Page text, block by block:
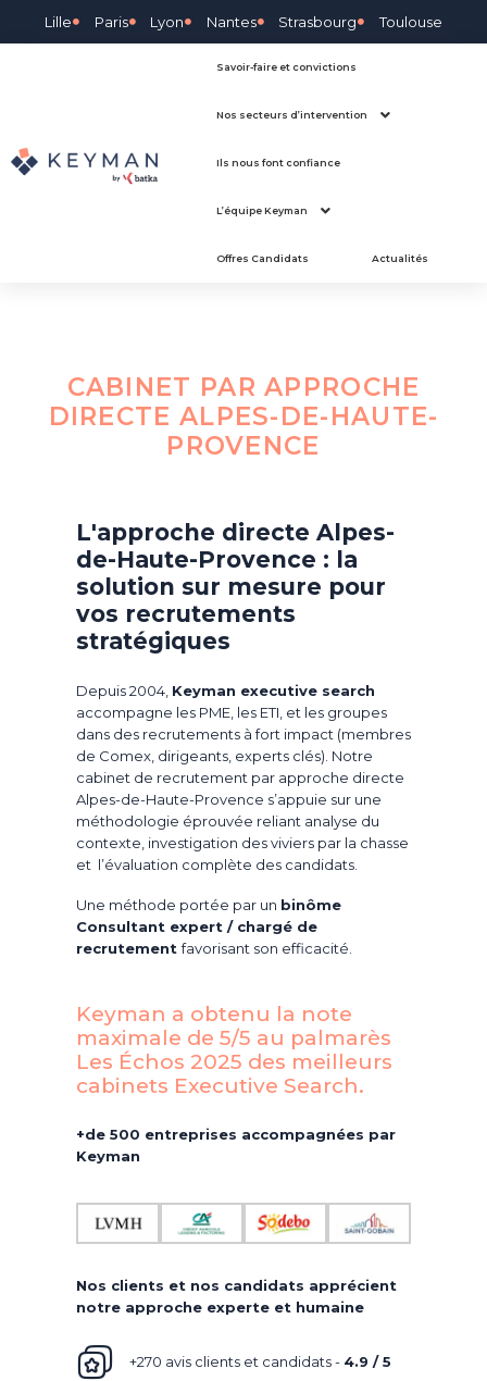
Lille Paris Lyon Nantes Strasbourg Toulouse
Savoir-faire et convictions
Nos secteurs d’intervention
Ils nous font confiance
L’équipe Keyman
Offres Candidats Actualités
CABINET PAR APPROCHE
DIRECTE ALPES-DE-HAUTE-
PROVENCE
L'approche directe Alpes-
de-Haute-Provence : la
solution sur mesure pour
vos recrutements
stratégiques
Depuis 2004, Keyman executive search
accompagne les PME, les ETI, et les groupes
dans des recrutements à fort impact (membres
de Comex, dirigeants, experts clés). Notre
cabinet de recrutement par approche directe
Alpes-de-Haute-Provence s’appuie sur une
méthodologie éprouvée reliant analyse du
contexte, investigation des viviers par la chasse
et l’évaluation complète des candidats.
Une méthode portée par un binôme
Consultant expert / chargé de
recrutementfavorisant son efficacité.
Keyman a obtenu la note
maximale de 5/5 au palmarès
Les Échos 2025 des meilleurs
cabinets Executive Search.​
+de 500 entreprises accompagnées par
Keyman
Nos clients et nos candidats apprécient
notre approche experte et humaine
+270 avis clients et candidats - 4.9 / 5